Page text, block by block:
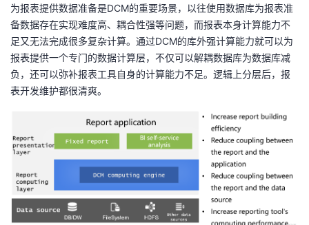
为报表提供数据准备是DCM的重要场景，以往使用数据库为报表准
备数据存在实现难度高、耦合性强等问题，而报表本身计算能力不
足又无法完成很多复杂计算。通过DCM的库外强计算能力就可以为
报表提供一个专门的数据计算层，不仅可以解耦数据库为数据库减
负，还可以弥补报表工具自身的计算能力不足。逻辑上分层后，报
表开发维护都很清爽。